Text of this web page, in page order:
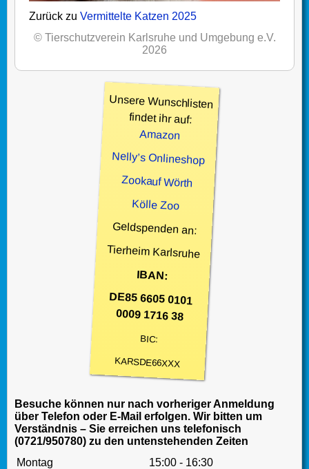
Zurück zu Vermittelte Katzen 2025
© Tierschutzverein Karlsruhe und Umgebung e.V.
2026
Unsere Wunschlisten
findet ihr auf:
Amazon
Nelly’s Onlineshop
Zookauf Wörth
Kölle Zoo
Geldspenden an:
Tierheim Karlsruhe
IBAN:
DE85 6605 0101
0009 1716 38
BIC:
KARSDE66XXX
Besuche können nur nach vorheriger Anmeldung
über Telefon oder E-Mail erfolgen. Wir bitten um
Verständnis – Sie erreichen uns telefonisch
(0721/950780) zu den untenstehenden Zeiten
Montag
15:00 - 16:30